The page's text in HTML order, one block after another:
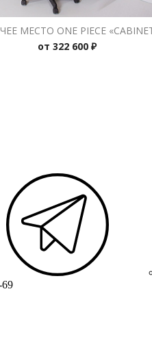
МЕСТО ONE PIECE
от 322 600 ₽
69